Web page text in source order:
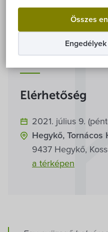
Összes
Hírek
Képviselő-testület
Választási
Közoktatási
Elérhetőség
2021. július 9.
Hegykő, Tornácos
9437 Hegykő,
a térképen